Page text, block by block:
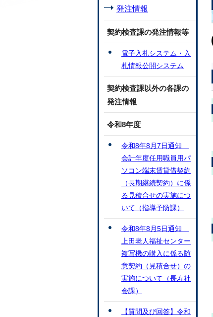
発注情報
契約検査課の発注情報等
電子入札システム・入
札情報公開システム
契約検査課以外の各課の
発注情報
令和8年度
令和8年8月7日通知
会計年度任用職員用パ
ソコン端末賃貸借契約
（長期継続契約）に係
る見積合せの実施につ
いて（指導予防課）
令和8年8月5日通知
上田老人福祉センター
複写機の購入に係る随
意契約（見積合せ）の
実施について（長寿社
会課）
【質問及び回答】令和